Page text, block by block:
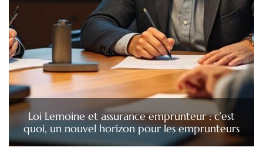
Loi Lemoine et assurance emprunteur : c’est
quoi, un nouvel horizon pour les emprunteurs